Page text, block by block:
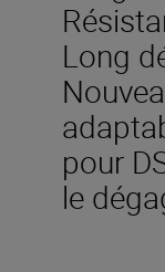
Long
pour
le